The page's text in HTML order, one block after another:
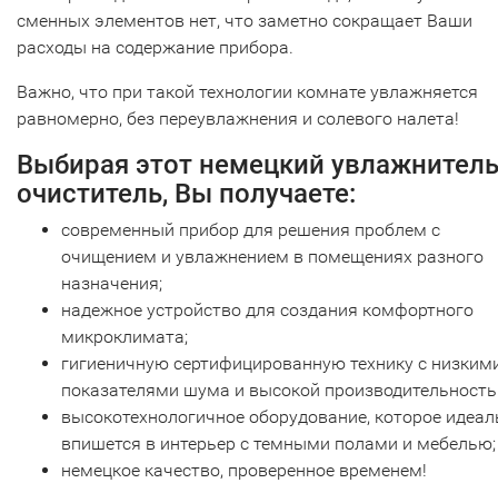
сменных элементов нет, что заметно сокращает Ваши
расходы на содержание прибора.
Важно, что при такой технологии комнате увлажняется
равномерно, без переувлажнения и солевого налета!
Выбирая этот немецкий
очиститель, Вы получаете:
современный прибор для решения проблем с
очищением и увлажнением в помещениях разного
назначения;
надежное устройство для создания комфортного
микроклимата;
гигиеничную сертифицированную технику с
показателями шума и высокой
высокотехнологичное оборудование, которое
впишется в интерьер с темными полами и мебелью;
немецкое качество, проверенное временем!